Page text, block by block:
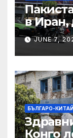
в Иран,
JUNE 7,
БЪЛГАРО-
Конго